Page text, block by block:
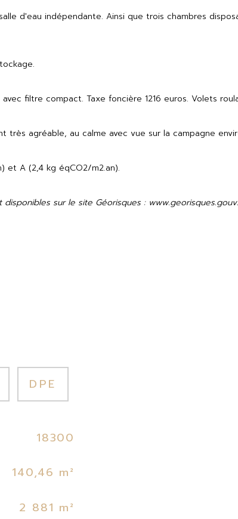
d'eau indépendante. Ainsi que trois chambres
filtre compact. Taxe foncière 1216 euros. Volets
très agréable, au calme avec vue sur la campagne
et A (2,4 kg éqCO2/m2.an).
sur le site Géorisques :
DPE
18300
140,46 m²
2 881 m²